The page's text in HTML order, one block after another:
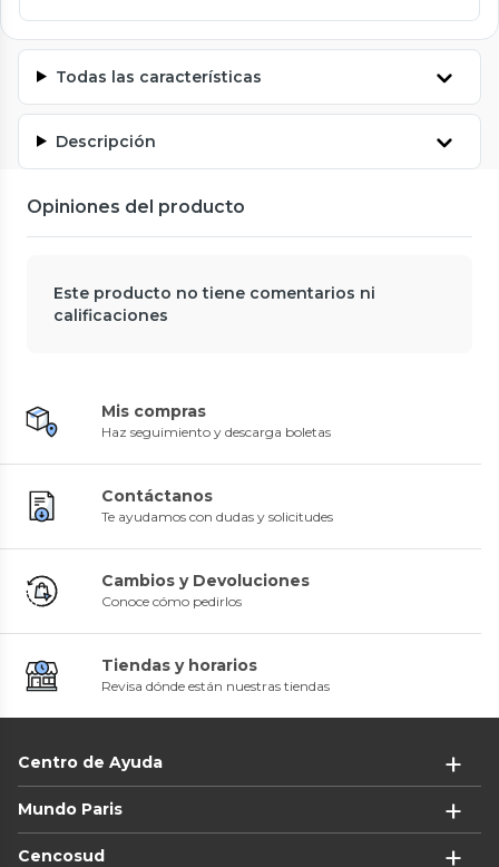
Todas las características
Descripción
Opiniones del producto
Este producto no tiene comentarios ni
calificaciones
Mis compras
Haz seguimiento y descarga boletas
Contáctanos
Te ayudamos con dudas y solicitudes
Cambios y Devoluciones
Conoce cómo pedirlos
Tiendas y horarios
Revisa dónde están nuestras tiendas
Centro de Ayuda
Mundo Paris
Cencosud